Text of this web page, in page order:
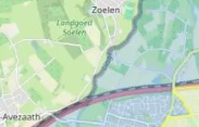
uit 2000,